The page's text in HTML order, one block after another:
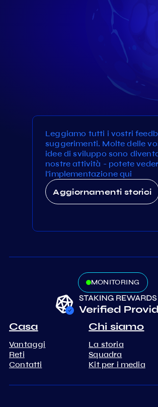
Leggiamo tutti i vostri
suggerimenti. Molte delle
idee di sviluppo sono
nostre attività - potete
l'implementazione qui
Aggiornamenti storici
MONITORING
Casa
Vantaggi
Reti
Contatti
Chi siamo
La storia
Squadra
Kit per i media